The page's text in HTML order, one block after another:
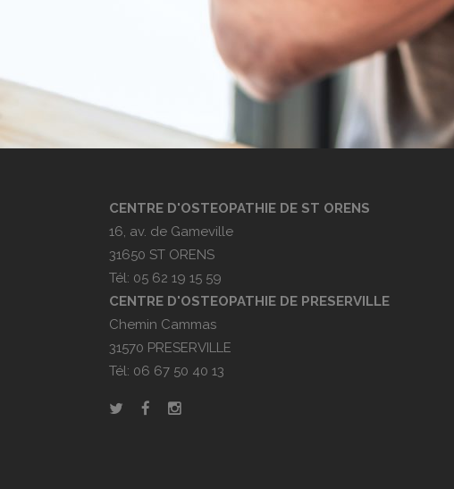
CENTRE D'OSTEOPATHIE DE ST ORENS
16, av. de Gameville
31650 ST ORENS
Tél: 05 62 19 15 59
CENTRE D'OSTEOPATHIE DE PRESERVILLE
Chemin Cammas
31570 PRESERVILLE
Tél: 06 67 50 40 13